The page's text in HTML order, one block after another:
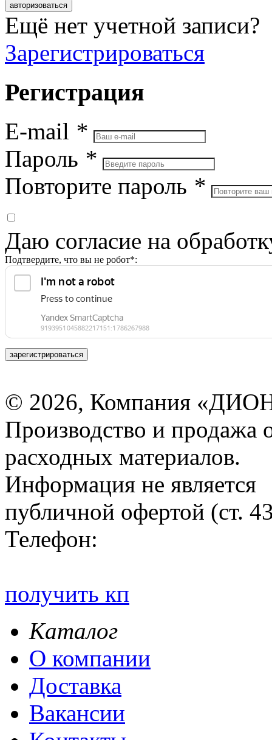
авторизоваться
Ещё нет учетной записи?
Зарегистрироваться
Регистрация
E-mail *
Пароль *
Повторите пароль *
Даю согласие на
Подтвердите, что вы не робот*:
зарегистрироваться
© 2026, Компания
Производство и продажа
расходных материалов.
Информация не является
публичной офертой (ст.
Телефон:
получить кп
Каталог
О компании
Доставка
Вакансии